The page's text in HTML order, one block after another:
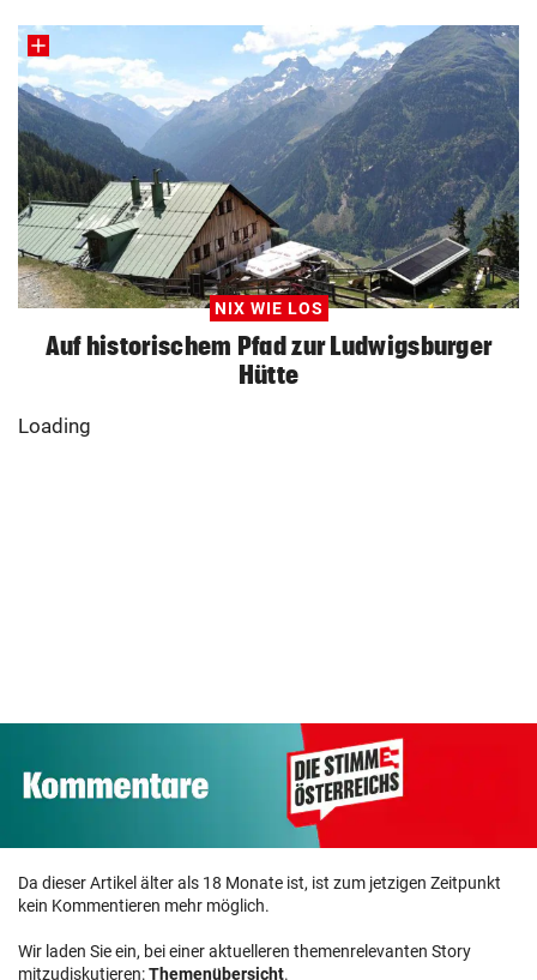
NIX WIE LOS
Auf historischem Pfad zur Ludwigsburger
Hütte
Da dieser Artikel älter als 18 Monate ist, ist zum jetzigen Zeitpunkt
kein Kommentieren mehr möglich.
Wir laden Sie ein, bei einer aktuelleren themenrelevanten Story
mitzudiskutieren:Themenübersicht.